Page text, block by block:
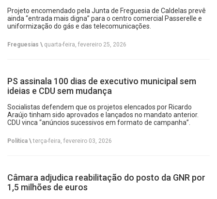
Projeto encomendado pela Junta de Freguesia de Caldelas prevê
ainda “entrada mais digna” para o centro comercial Passerelle e
uniformização do gás e das telecomunicações.
Freguesias \ quarta-feira, fevereiro 25, 2026
PS assinala 100 dias de executivo municipal sem
ideias e CDU sem mudança
Socialistas defendem que os projetos elencados por Ricardo
Araújo tinham sido aprovados e lançados no mandato anterior.
CDU vinca “anúncios sucessivos em formato de campanha”.
Política \terça-feira, fevereiro 03, 2026
Câmara adjudica reabilitação do posto da GNR por
1,5 milhões de euros